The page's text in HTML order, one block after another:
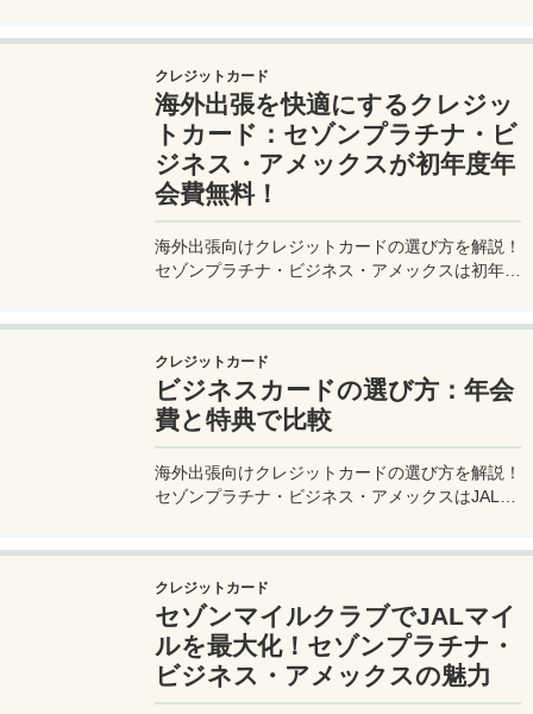
ャートリップで今すぐチェック！
クレジットカード
海外出張を快適にするクレジッ
トカード：セゾンプラチナ・ビ
ジネス・アメックスが初年度年
会費無料！
海外出張向けクレジットカードの選び方を解説！
セゾンプラチナ・ビジネス・アメックスは初年度
クレジットカード
ビジネスカードの選び方：年会
費と特典で比較
海外出張向けクレジットカードの選び方を解説！
セゾンプラチナ・ビジネス・アメックスはJALマ
クレジットカード
セゾンマイルクラブでJALマイ
ルを最大化！セゾンプラチナ・
ビジネス・アメックスの魅力